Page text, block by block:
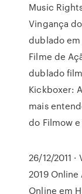
Music
Vingança
dublado
Filme de
dublado
Kickboxer:
mais
do Filmow
26/12/2011
2019
Online em